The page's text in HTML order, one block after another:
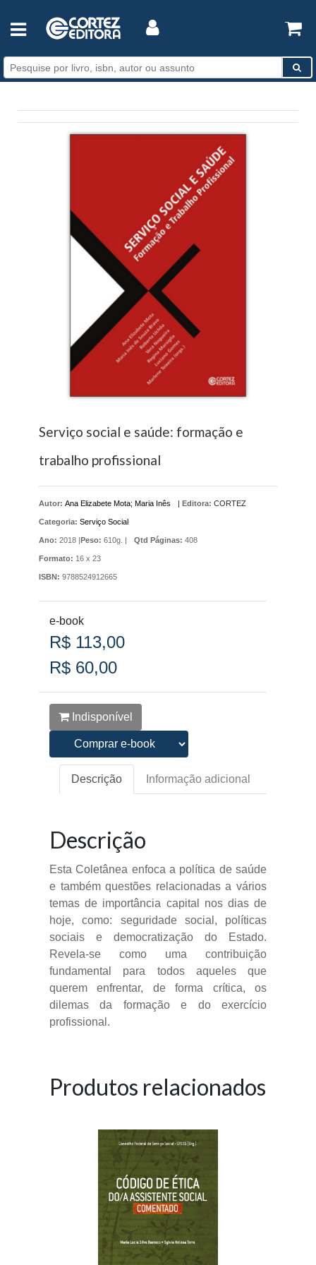
Serviço social e saúde: formação e
trabalho profissional
Autor: Ana Elizabete Mota; Maria Inês | Editora: CORTEZ
Categoria: Serviço Social
Ano: 2018 |Peso: 610g. | Qtd Páginas: 408
Formato: 16 x 23
ISBN: 9788524912665
e-book
R$ 113,00
R$ 60,00
Indisponível
Descrição Informação adicional
Descrição
Esta Coletânea enfoca a política de saúde
e também questões relacionadas a vários
temas de importância capital nos dias de
hoje, como: seguridade social, políticas
sociais e democratização do Estado.
Revela-se como uma contribuição
fundamental para todos aqueles que
querem enfrentar, de forma crítica, os
dilemas da formação e do exercício
profissional.
Produtos relacionados